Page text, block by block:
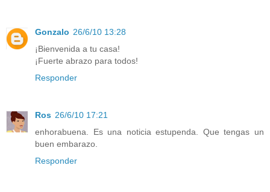
Gonzalo 26/6/10 13:28
¡Bienvenida a tu casa!
¡Fuerte abrazo para todos!
Responder
Ros 26/6/10 17:21
enhorabuena. Es una noticia estupenda. Que tengas un
buen embarazo.
Responder